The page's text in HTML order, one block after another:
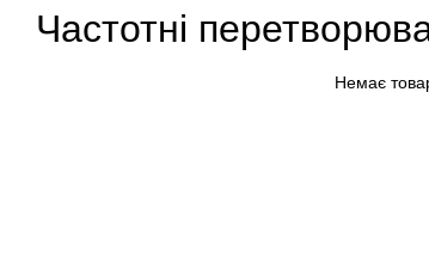
Частотні
Немає